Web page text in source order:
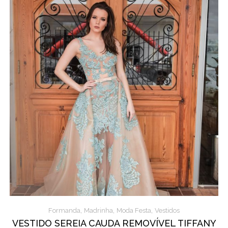
Formanda, Madrinha, Moda Festa, Vestidos
VESTIDO SEREIA CAUDA REMOVÍVEL TIFFANY